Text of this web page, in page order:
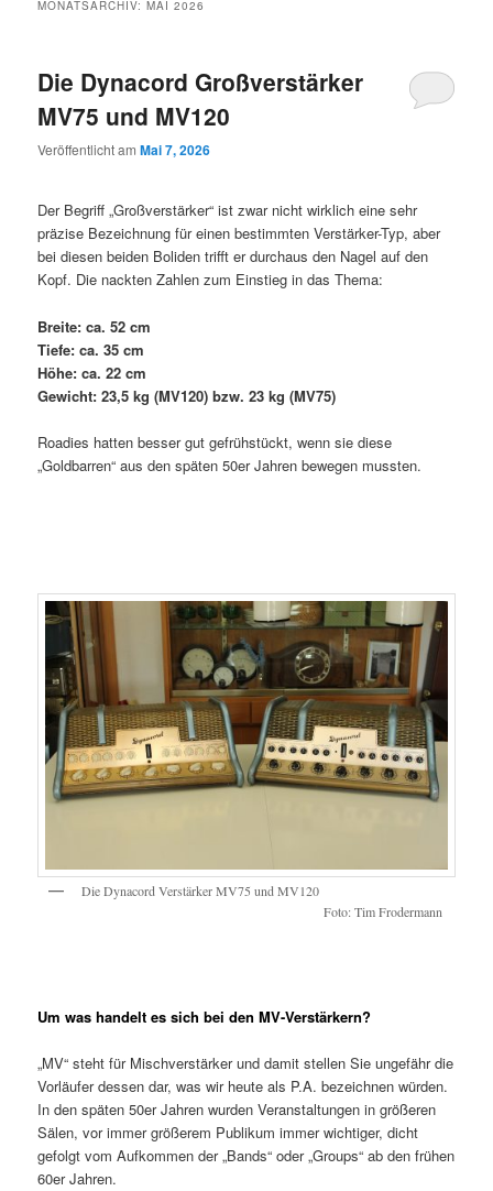
MONATSARCHIV:MAI 2026
Die Dynacord Großverstärker
MV75 und MV120
Veröffentlicht amMai 7, 2026
Der Begriff „Großverstärker“ ist zwar nicht wirklich eine sehr
präzise Bezeichnung für einen bestimmten Verstärker-Typ, aber
bei diesen beiden Boliden trifft er durchaus den Nagel auf den
Kopf. Die nackten Zahlen zum Einstieg in das Thema:
Breite: ca. 52 cm
Tiefe: ca. 35 cm
Höhe: ca. 22 cm
Gewicht: 23,5 kg (MV120) bzw. 23 kg (MV75)
Roadies hatten besser gut gefrühstückt, wenn sie diese
„Goldbarren“ aus den späten 50er Jahren bewegen mussten.
Die Dynacord Verstärker MV75 und MV120
Foto: Tim Frodermann
Um was handelt es sich bei den MV-Verstärkern?
„MV“ steht für Mischverstärker und damit stellen Sie ungefähr die
Vorläufer dessen dar, was wir heute als P.A. bezeichnen würden.
In den späten 50er Jahren wurden Veranstaltungen in größeren
Sälen, vor immer größerem Publikum immer wichtiger, dicht
gefolgt vom Aufkommen der „Bands“ oder „Groups“ ab den frühen
60er Jahren.